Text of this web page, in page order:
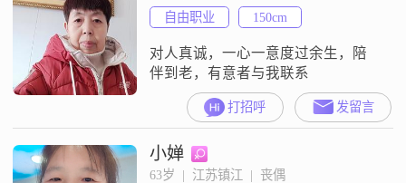
自由职业
150cm
对人真诚，一心一意度过余生，陪
伴到老，有意者与我联系
打招呼 发留言
小婵
63岁  |  江苏镇江  |  丧偶